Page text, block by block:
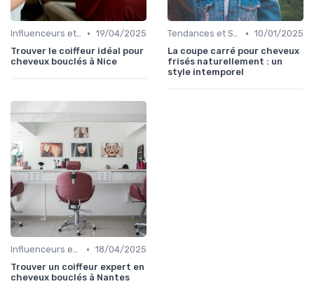
Influenceurs et Experts en Cheveux Bouclés • 19/04/2025
Trouver le coiffeur idéal pour
cheveux bouclés à Nice
Tendances et Styles • 10/01/2025
La coupe carré pour cheveux
frisés naturellement : un
style intemporel
Influenceurs et Experts en Cheveux Bouclés • 18/04/2025
Trouver un coiffeur expert en
cheveux bouclés à Nantes